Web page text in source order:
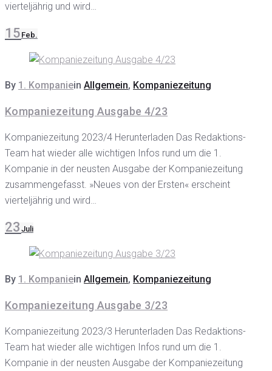
vierteljährig und wird…
15 Feb.
By 1. Kompaniein Allgemein, Kompaniezeitung
Kompaniezeitung Ausgabe 4/23
Kompaniezeitung 2023/4 Herunterladen Das Redaktions-
Team hat wieder alle wichtigen Infos rund um die 1.
Kompanie in der neusten Ausgabe der Kompaniezeitung
zusammengefasst. »Neues von der Ersten« erscheint
vierteljährig und wird…
23 Juli
By 1. Kompaniein Allgemein, Kompaniezeitung
Kompaniezeitung Ausgabe 3/23
Kompaniezeitung 2023/3 Herunterladen Das Redaktions-
Team hat wieder alle wichtigen Infos rund um die 1.
Kompanie in der neusten Ausgabe der Kompaniezeitung